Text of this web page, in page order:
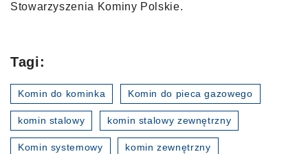
Stowarzyszenia Kominy Polskie.
Tagi:
Komin do kominka Komin do pieca gazowego
komin stalowy komin stalowy zewnętrzny
Komin systemowy komin zewnętrzny